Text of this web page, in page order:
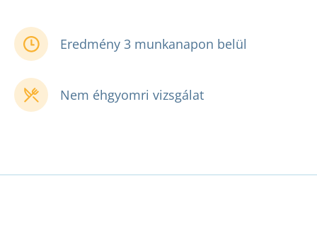
Eredmény 3 munkanapon belül
Nem éhgyomri vizsgálat